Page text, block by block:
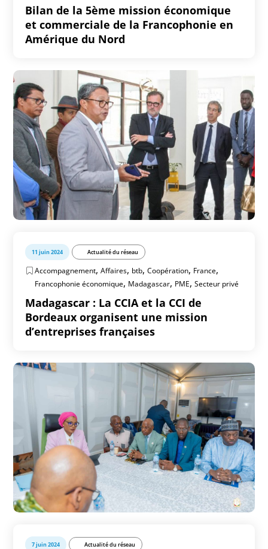
Bilan de la 5ème mission économique
et commerciale de la Francophonie en
Amérique du Nord
11 juin 2024 Actualité du réseau
Accompagnement,Affaires, btb,Coopération, France,
Francophonie économique, Madagascar, PME,Secteur privé
Madagascar : La CCIA et la CCI de
Bordeaux organisent une mission
d’entreprises françaises
7 juin 2024 Actualité du réseau